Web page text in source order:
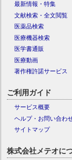
最新情報・特集
文献検索・全文閲覧
医薬品検索
医療機器検索
医学書通販
医療動画
著作権許諾サービス
ご利用ガイド
サービス概要
ヘルプ・お問い合わ
サイトマップ
株式会社メテオに